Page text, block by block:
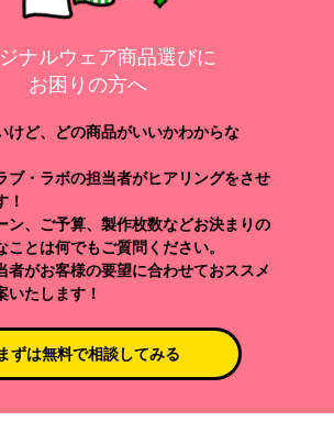
ナルウェア商品選びに
お困りの方へ
けど、どの商品がいいかわからな
ブ・ラボの担当者がヒアリングをさせ
！
ン、ご予算、製作枚数などお決まりの
ことは何でもご質問ください。
者がお客様の要望に合わせておススメ
いたします！
ずは無料で相談してみる